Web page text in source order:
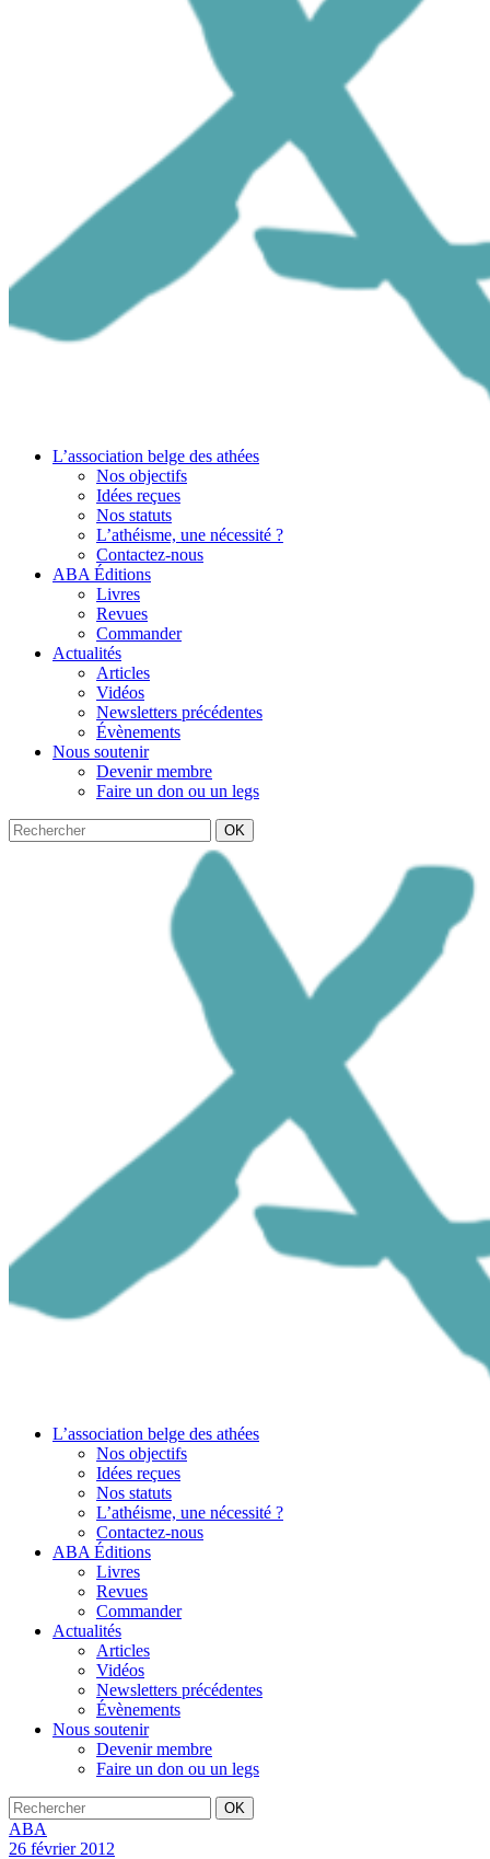
L’association belge des athées
Nos objectifs
Idées reçues
Nos statuts
L’athéisme, une nécessité ?
Contactez-nous
ABA Éditions
Livres
Revues
Commander
Actualités
Articles
Vidéos
Newsletters précédentes
Évènements
Nous soutenir
Devenir membre
Faire un don ou un legs
OK
L’association belge des athées
Nos objectifs
Idées reçues
Nos statuts
L’athéisme, une nécessité ?
Contactez-nous
ABA Éditions
Livres
Revues
Commander
Actualités
Articles
Vidéos
Newsletters précédentes
Évènements
Nous soutenir
Devenir membre
Faire un don ou un legs
OK
ABA
26 février 2012